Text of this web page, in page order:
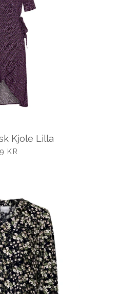
Kjole Lilla
KR